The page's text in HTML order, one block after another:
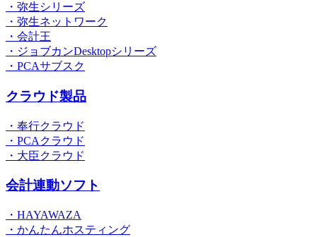
・弥生シリーズ
・弥生ネットワーク
・会計王
・ジョブカンDesktopシリーズ
・PCAサブスク
クラウド製品
・奉行クラウド
・PCAクラウド
・大臣クラウド
会計連動ソフト
・HAYAWAZA
・かんたんホスティング